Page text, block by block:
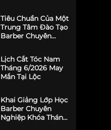
Tiêu Chuẩn Của Một
Trung Tâm Đào Tạo
Barber Chuyên
Lịch Cắt Tóc Nam
Tháng 6/2026 May
Mắn Tại Lộc
Khai Giảng Lớp Học
Barber Chuyên
Nghiệp Khóa Tháng